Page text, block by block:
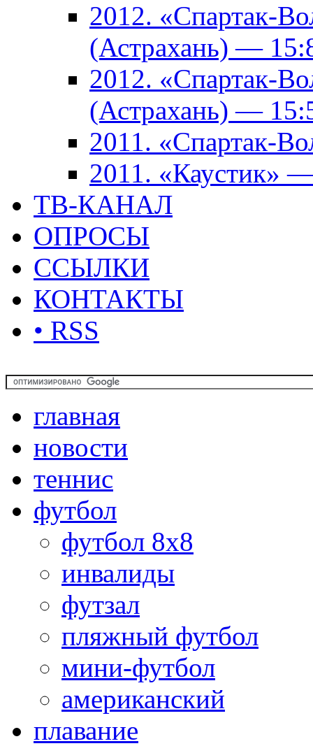
2012. «Спартак-
(Астрахань) —
2012. «Спартак-
(Астрахань) —
2011. «Спартак-
2011.
ТВ-КАНАЛ
ОПРОСЫ
ССЫЛКИ
КОНТАКТЫ
• RSS
главная
новости
теннис
футбол
футбол 8х8
инвалиды
футзал
пляжный футбол
мини-футбол
американский
плавание